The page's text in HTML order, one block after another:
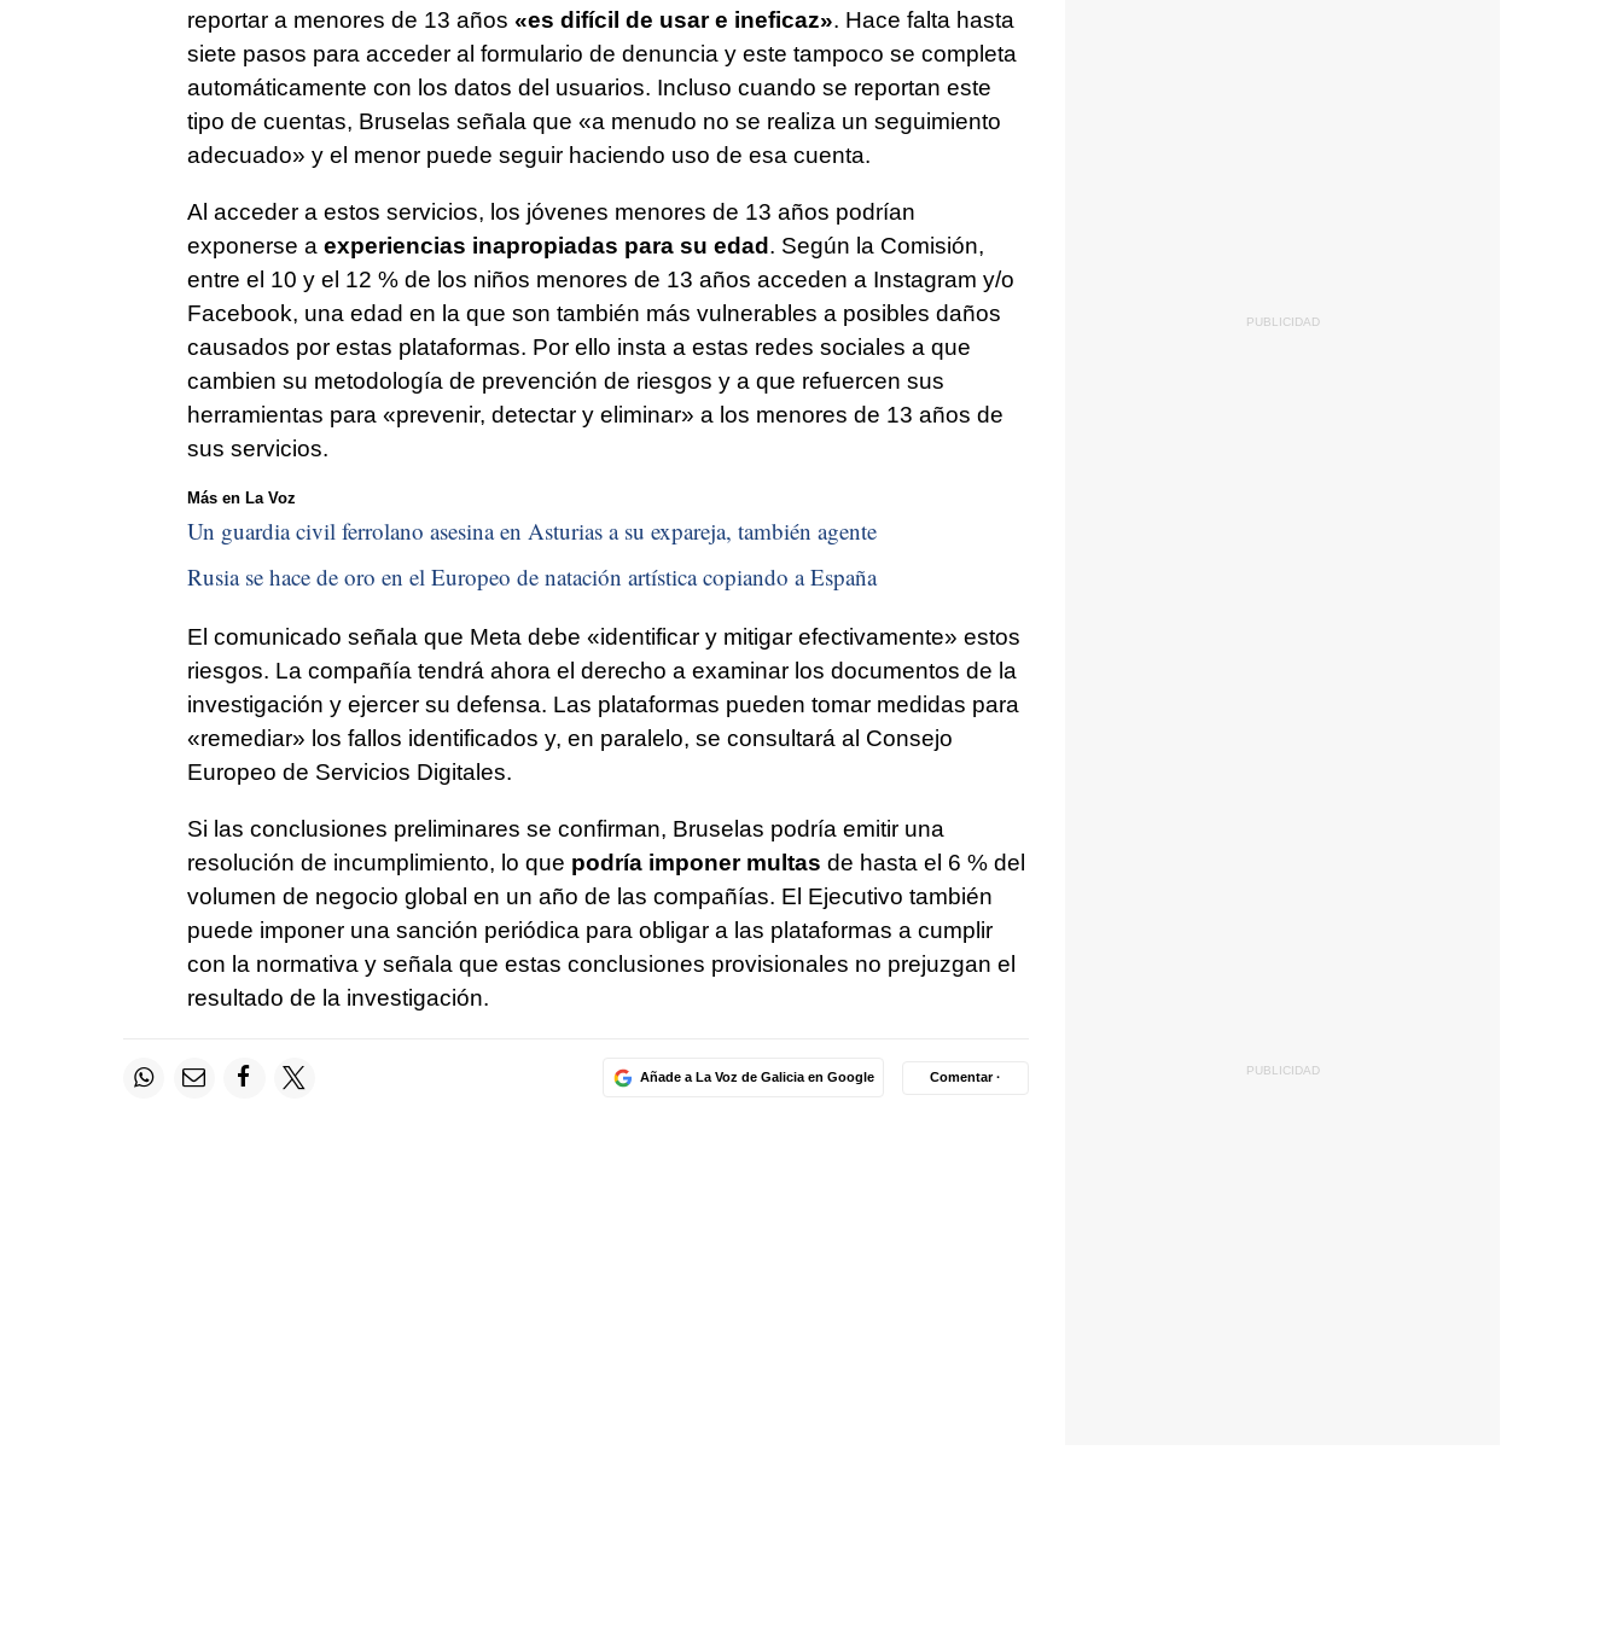
reportar a menores de 13 años «es difícil de usar e ineficaz». Hace falta hasta
siete pasos para acceder al formulario de denuncia y este tampoco se completa
automáticamente con los datos del usuarios. Incluso cuando se reportan este
tipo de cuentas, Bruselas señala que «a menudo no se realiza un seguimiento
adecuado» y el menor puede seguir haciendo uso de esa cuenta.
Al acceder a estos servicios, los jóvenes menores de 13 años podrían
exponerse a experiencias inapropiadas para su edad. Según la Comisión,
entre el 10 y el 12 % de los niños menores de 13 años acceden a Instagram y/o
Facebook, una edad en la que son también más vulnerables a posibles daños
causados por estas plataformas. Por ello insta a estas redes sociales a que
cambien su metodología de prevención de riesgos y a que refuercen sus
herramientas para «prevenir, detectar y eliminar» a los menores de 13 años de
sus servicios.
Más en La Voz
Un guardia civil ferrolano asesina en Asturias a su expareja, también agente
Rusia se hace de oro en el Europeo de natación artística copiando a España
El comunicado señala que Meta debe «identificar y mitigar efectivamente» estos
riesgos. La compañía tendrá ahora el derecho a examinar los documentos de la
investigación y ejercer su defensa. Las plataformas pueden tomar medidas para
«remediar» los fallos identificados y, en paralelo, se consultará al Consejo
Europeo de Servicios Digitales.
Si las conclusiones preliminares se confirman, Bruselas podría emitir una
resolución de incumplimiento, lo que podría imponer multas de hasta el 6 % del
volumen de negocio global en un año de las compañías. El Ejecutivo también
puede imponer una sanción periódica para obligar a las plataformas a cumplir
con la normativa y señala que estas conclusiones provisionales no prejuzgan el
resultado de la investigación.
Añade a La Voz de Galicia en Google Comentar ·